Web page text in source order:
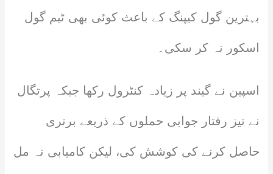
بہترین گول کیپنگ کے باعث کوئی بھی ٹیم گول
اسکور نہ کر سکی۔
اسپین نے گیند پر زیادہ کنٹرول رکھا جبکہ پرتگال
نے تیز رفتار جوابی حملوں کے ذریعے برتری
حاصل کرنے کی کوشش کی، لیکن کامیابی نہ مل